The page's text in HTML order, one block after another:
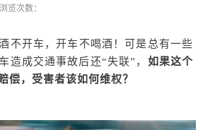
浏览次数：
不开车，开车不喝酒！可是总有一些
造成交通事故后还“失联”， 如果这个
偿，受害者该如何维权？